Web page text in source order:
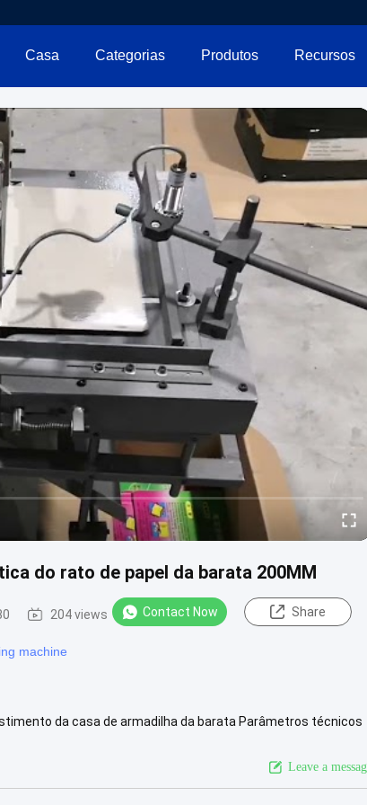
Casa Categorias Produtos Recursos
do rato de papel da barata 200MM
204 views Contact Now Share
machine
da casa de armadilha da barata Parâmetros técnicos
Leave a